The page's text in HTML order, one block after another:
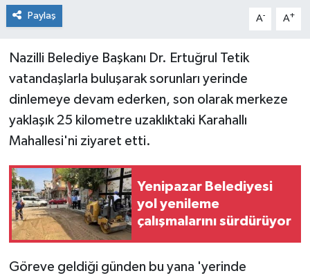
Paylaş A- A+
Nazilli Belediye Başkanı Dr. Ertuğrul Tetik
vatandaşlarla buluşarak sorunları yerinde
dinlemeye devam ederken, son olarak merkeze
yaklaşık 25 kilometre uzaklıktaki Karahallı
Mahallesi'ni ziyaret etti.
Yenipazar Belediyesi
yol yenileme
çalışmalarını sürdürüyor
Göreve geldiği günden bu yana 'yerinde